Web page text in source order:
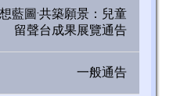
藍圖·共築願景：兒童
留聲台成果展覽通告
一般通告